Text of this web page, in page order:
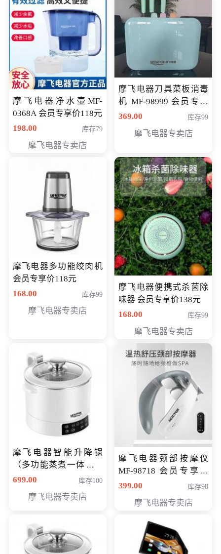
摩飞电器净水壶MF-
0368A 会员专享价118元
198.00
库存79
摩飞电器专卖店
摩飞电器刀具菜板消毒
机 MF-98999 会员专享
价286元
369.00 库存99
摩飞电器专卖店
摩飞电器多功能绞肉机
会员专享价118元
168.00
库存99
摩飞电器专卖店
摩飞电器便携式杀菌除
味器 会员专享价138元
168.00
库存99
摩飞电器专卖店
摩飞电器智能升降锅
（多功能蒸煮一体锅）
（智能升降养生锅） 会
699.00 库存100
摩飞电器专卖店
摩飞电器颈部按摩仪
MF-98718 会员专享价
299元
399.00 库存98
摩飞电器专卖店